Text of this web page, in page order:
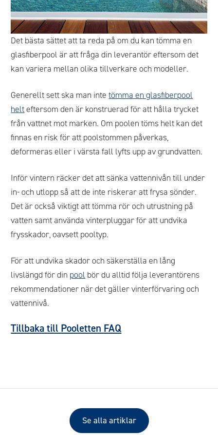
Det bästa sättet att ta reda på om du kan tömma en
glasfiberpool är att fråga din leverantör eftersom det
kan variera mellan olika tillverkare och modeller.
Generellt sett ska man intetömma en glasfiberpool
helteftersom den är konstruerad för att hålla trycket
från vattnet mot marken. Om poolen töms helt kan det
finnas en risk för att poolstommen påverkas,
deformeras eller i värsta fall lyfts upp av grundvatten.
Inför vintern räcker det att sänka vattennivån till under
in- och utlopp så att de inte riskerar att frysa sönder.
Det är också viktigt att tömma rör och utrustning på
vatten samt använda vinterpluggar för att undvika
frysskador, oavsett pooltyp.
För att undvika skador och säkerställa en lång
livslängd för din pool bör du alltid följa leverantörens
rekommendationer när det gäller vinterförvaring och
vattennivå.
Tillbaka till Pooletten FAQ
Se alla artiklar